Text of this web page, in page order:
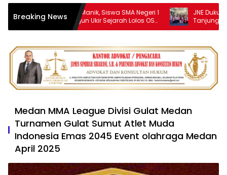
Breaking News
Baster Rapindo Manik, Siswa SMA Negeri 1
Purba Simalungun Ukir Sejarah Lolos OSN
Tingkat Nasional
JNE Dukung AIM
Tanjungpinang,
UMKM melalui
Medan MMA League Divisi Gulat Medan
Turnamen Gulat Sumut Atlet Muda
Indonesia Emas 2045 Event olahraga Medan
April 2025